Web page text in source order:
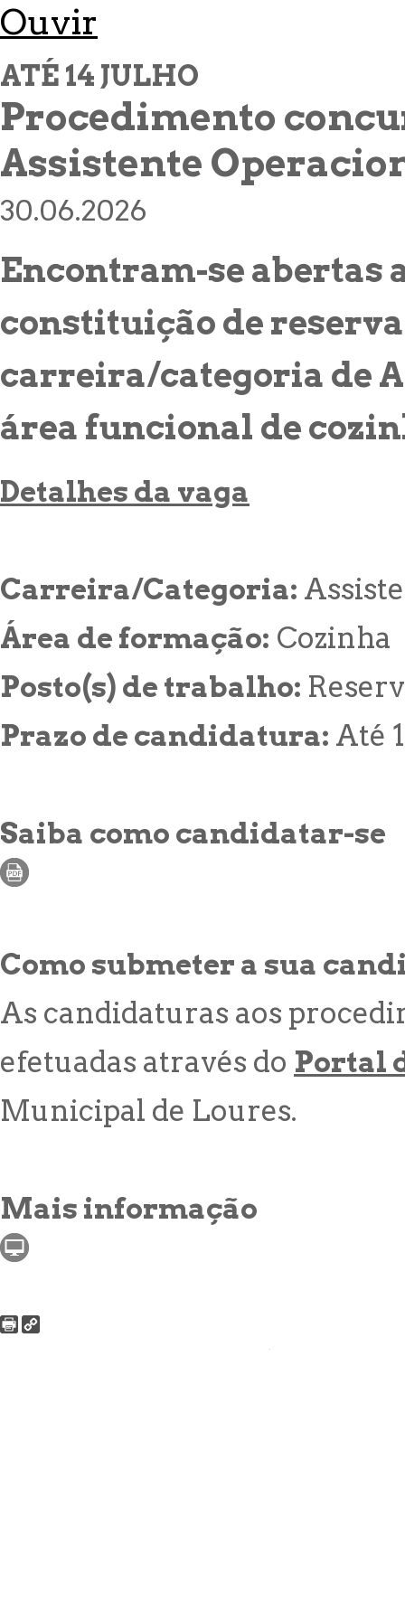
Ouvir
ATÉ 14 JULHO
Procedimento
Assistente
30.06.2026
Encontram-se abertas
constituição de
carreira/categoria de
área funcional de
Detalhes da vaga
Carreira/Categoria:
Área de formação: Cozinha
Posto(s) de trabalho:
Prazo de candidatura: Até
Saiba como candidatar-se
Como submeter a sua
As candidaturas aos
efetuadas através do Portal
Municipal de Loures.
Mais informação